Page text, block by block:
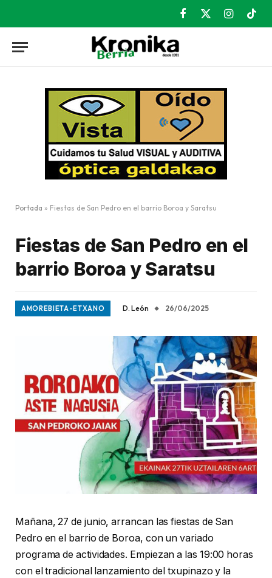
Facebook
X
Instagram
Portada » Fiestas de San Pedro en el barrio Boroa y Saratsu
Fiestas de San Pedro en el
barrio Boroa y Saratsu
AMOREBIETA-ETXANO D. León 26/06/2025
Mañana, 27 de junio, arrancan las fiestas de San
Pedro en el barrio de Boroa, con un variado
programa de actividades. Empiezan a las 19:00 horas
con el tradicional lanzamiento del txupinazo y la